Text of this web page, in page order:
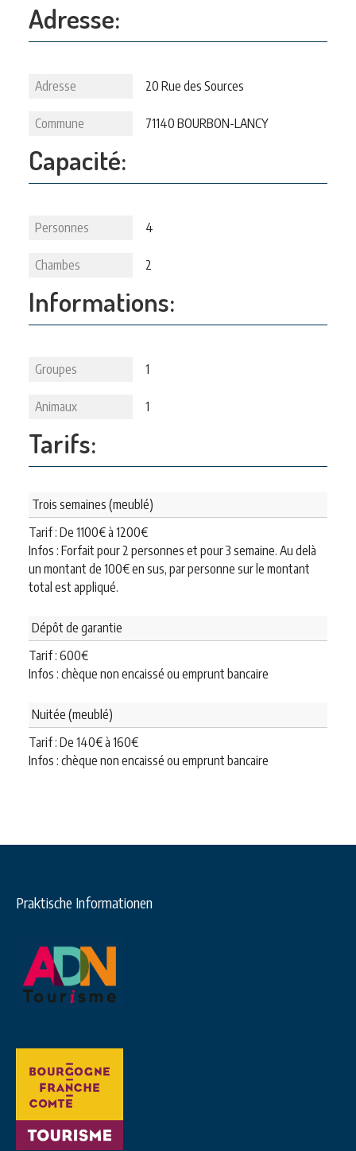
Adresse:
Adresse 20 Rue des Sources
Commune 71140 BOURBON-LANCY
Capacité:
Personnes 4
Chambes 2
Informations:
Groupes 1
Animaux 1
Tarifs:
Trois semaines (meublé)
Tarif : De 1100€à 1200€
Infos : Forfait pour 2 personnes et pour 3 semaine. Au delà
un montant de 100€ en sus, par personne sur le montant
total est appliqué.
Dépôt de garantie
Tarif : 600€
Infos : chèque non encaissé ou emprunt bancaire
Nuitée (meublé)
Tarif : De 140€à 160€
Infos : chèque non encaissé ou emprunt bancaire
Praktische Informationen